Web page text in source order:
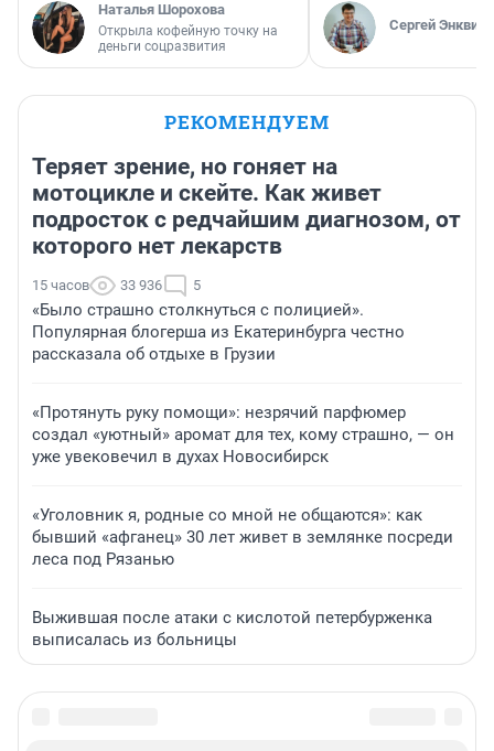
Наталья Шорохова
Открыла кофейную точку на
деньги соцразвития
Сергей Энквист
РЕКОМЕНДУЕМ
Теряет зрение, но гоняет на
мотоцикле и скейте. Как живет
подросток с редчайшим диагнозом, от
которого нет лекарств
15 часов 33 936 5
«Было страшно столкнуться с полицией».
Популярная блогерша из Екатеринбурга честно
рассказала об отдыхе в Грузии
«Протянуть руку помощи»: незрячий парфюмер
создал «уютный» аромат для тех, кому страшно, — он
уже увековечил в духах Новосибирск
«Уголовник я, родные со мной не общаются»: как
бывший «афганец» 30 лет живет в землянке посреди
леса под Рязанью
Выжившая после атаки с кислотой петербурженка
выписалась из больницы